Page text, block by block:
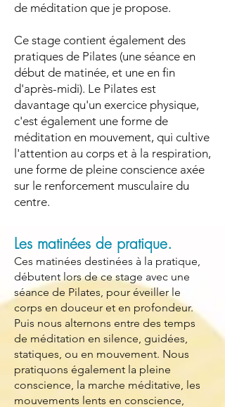
de méditation que je propose.
Ce stage contient également des
pratiques de Pilates (une séance en
début de matinée, et une en fin
d'après-midi). Le Pilates est
davantage qu'un exercice physique,
c'est également une forme de
méditation en mouvement, qui cultive
l'attention au corps et à la respiration,
une forme de pleine conscience axée
sur le renforcement musculaire du
centre.
Les matinées de pratique.
Ces matinées destinées à la pratique,
débutent lors de ce stage avec une
séance de Pilates, pour éveiller le
corps en douceur et en profondeur.
Puis nous alternons entre des temps
de méditation en silence, guidées,
statiques, ou en mouvement. Nous
pratiquons également la pleine
conscience, la marche méditative, les
mouvements lents en conscience,